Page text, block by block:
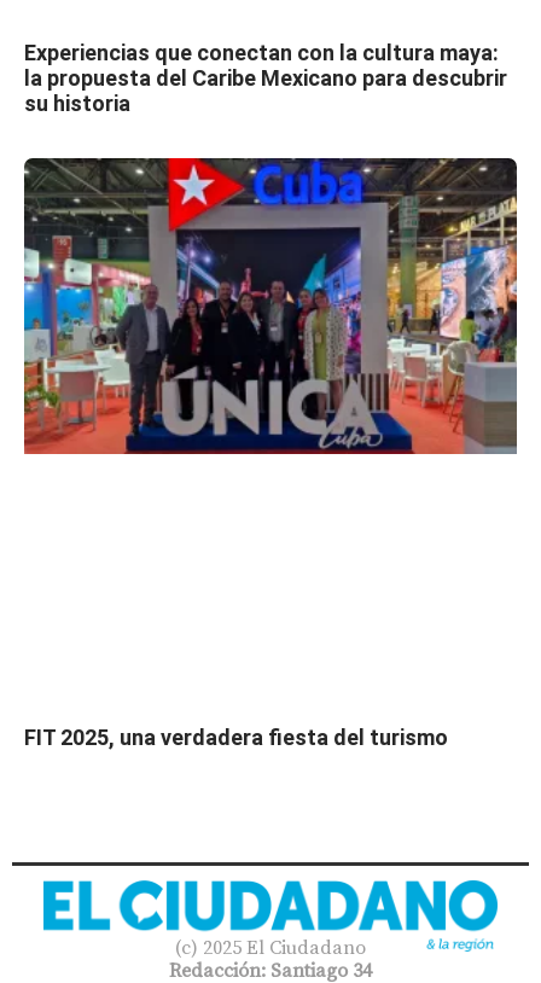
Experiencias que conectan con la cultura maya:
la propuesta del Caribe Mexicano para descubrir
su historia
FIT 2025, una verdadera fiesta del turismo
(c) 2025 El Ciudadano
Redacción: Santiago 34